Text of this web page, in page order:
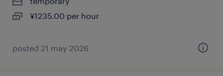
¥1235.00 per hour
posted 21 may 2026